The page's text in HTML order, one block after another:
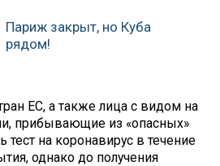
Париж закрыт, но Куба
рядом!
ЕС, а также лица с видом на
прибывающие из «опасных»
тест на коронавирус в течение
однако до получения